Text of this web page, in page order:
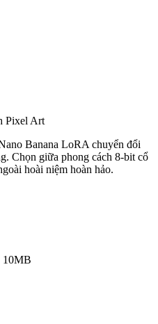
Pixel Art
Banana LoRA chuyển đổi
Chọn giữa phong cách 8-bit cổ
hoài niệm hoàn hảo.
10MB